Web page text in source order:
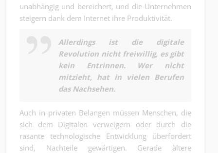
unabhängig und bereichert, und die Unternehmen
steigern dank dem Internet ihre Produktivität.
Allerdings ist die digitale
Revolution nicht freiwillig, es gibt
kein Entrinnen. Wer nicht
mitzieht, hat in vielen Berufen
das Nachsehen.
Auch in privaten Belangen müssen Menschen, die
sich dem Digitalen verweigern oder durch die
rasante technologische Entwicklung überfordert
sind, Nachteile gewärtigen. Gerade ältere